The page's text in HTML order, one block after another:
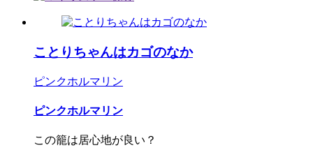
ことりちゃんはカゴのなか
ピンクホルマリン
ピンクホルマリン
この籠は居心地が良い？